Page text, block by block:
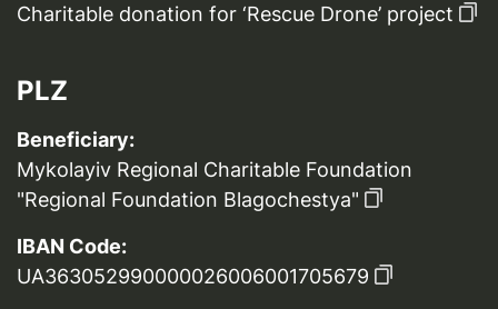
Charitable donation for ‘Rescue Drone’ project
PLZ
Beneficiary:
Mykolayiv Regional Charitable Foundation
"Regional Foundation Blagochestya"
IBAN Code:
UA363052990000026006001705679